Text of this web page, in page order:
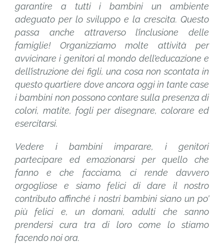
garantire a tutti i bambini un ambiente
adeguato per lo sviluppo e la crescita. Questo
passa anche attraverso l’inclusione delle
famiglie! Organizziamo molte attività per
avvicinare i genitori al mondo dell’educazione e
dell’istruzione dei figli, una cosa non scontata in
questo quartiere dove ancora oggi in tante case
i bambini non possono contare sulla presenza di
colori, matite, fogli per disegnare, colorare ed
esercitarsi.
Vedere i bambini imparare, i genitori
partecipare ed emozionarsi per quello che
fanno e che facciamo, ci rende davvero
orgogliose e siamo felici di dare il nostro
contributo affinché i nostri bambini siano un po’
più felici e, un domani, adulti che sanno
prendersi cura tra di loro come lo stiamo
facendo noi ora.